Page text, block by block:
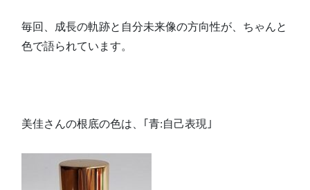
毎回、成長の軌跡と自分未来像の方向性が、ちゃんと
色で語られています。
美佳さんの根底の色は、｢青:自己表現｣